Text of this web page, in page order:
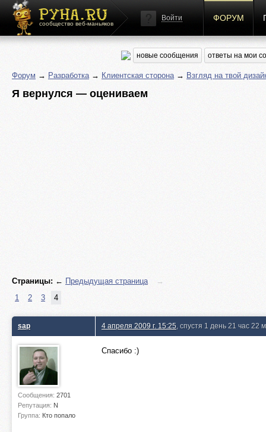
сообщество веб-маньяков
Войти ФОРУМ
новые сообщения ответы на мои
Форум → Разработка→ Клиентская сторона→ Взгляд на твой
Я вернулся — оцениваем
Страницы: ← Предыдущая страница
→
1
2 3 4
sap
Сообщения: 2701
Репутация: N
Группа: Кто попало
4 апреля 2009 г. 15:25 , спустя 1 день 21 час 22
Спасибо :)